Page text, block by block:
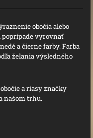
obočia alebo
poprípade vyrovnať
a čierne farby. Farba
želania výsledného
a riasy značky
našom trhu.